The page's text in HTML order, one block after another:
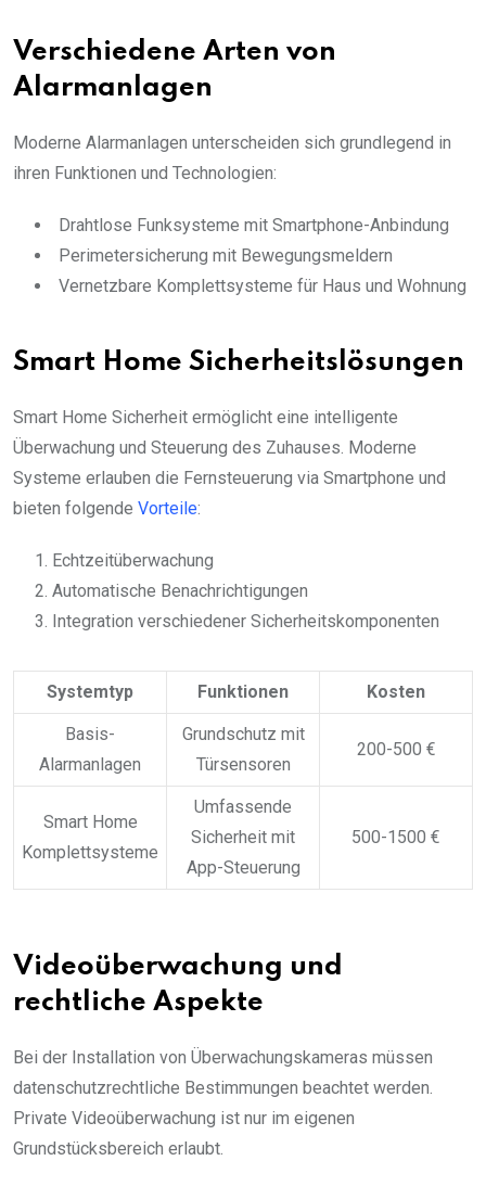
Verschiedene Arten von
Alarmanlagen
Moderne Alarmanlagen unterscheiden sich grundlegend in
ihren Funktionen und Technologien:
Drahtlose Funksysteme mit Smartphone-Anbindung
Perimetersicherung mit Bewegungsmeldern
Vernetzbare Komplettsysteme für Haus und Wohnung
Smart Home Sicherheitslösungen
Smart Home Sicherheit ermöglicht eine intelligente
Überwachung und Steuerung des Zuhauses. Moderne
Systeme erlauben die Fernsteuerung via Smartphone und
bieten folgende Vorteile:
Echtzeitüberwachung
Automatische Benachrichtigungen
Integration verschiedener Sicherheitskomponenten
Systemtyp Funktionen Kosten
Basis-
Alarmanlagen
Grundschutz mit
Türsensoren
200-500 €
Smart Home
Komplettsysteme
Umfassende
Sicherheit mit
App-Steuerung
500-1500 €
Videoüberwachung und
rechtliche Aspekte
Bei der Installation von Überwachungskameras müssen
datenschutzrechtliche Bestimmungen beachtet werden.
Private Videoüberwachung ist nur im eigenen
Grundstücksbereich erlaubt.